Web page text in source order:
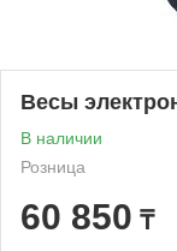
Весы
В наличии
Розница
60 850 ₸